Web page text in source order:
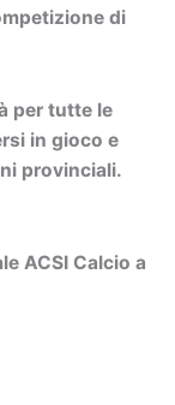
di
per tutte le
in gioco e
provinciali.
ACSI Calcio a